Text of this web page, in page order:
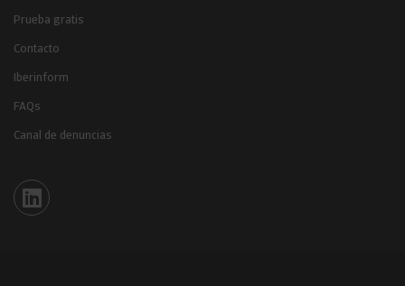
Prueba gratis
Contacto
Iberinform
FAQs
Canal de denuncias
Iberinform en Linkedin